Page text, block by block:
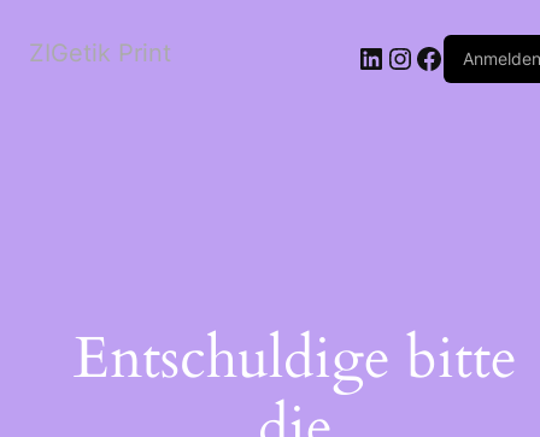
ZIGetik Print Anmelden
Entschuldige bitte